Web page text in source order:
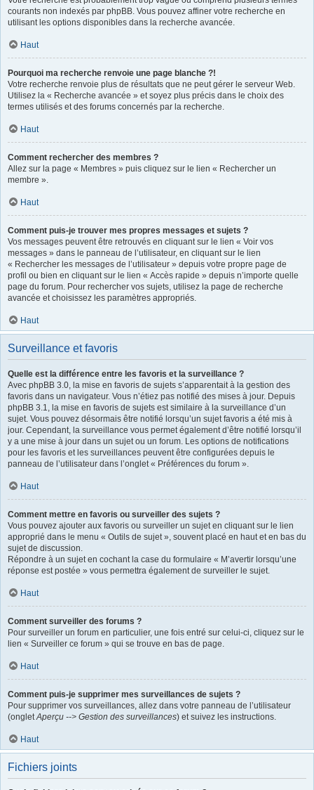
courants non indexés par phpBB. Vous pouvez affiner votre recherche en
utilisant les options disponibles dans la recherche avancée.
Haut
Pourquoi ma recherche renvoie une page blanche ?!
Votre recherche renvoie plus de résultats que ne peut gérer le serveur Web.
Utilisez la « Recherche avancée » et soyez plus précis dans le choix des
termes utilisés et des forums concernés par la recherche.
Haut
Comment rechercher des membres ?
Allez sur la page « Membres » puis cliquez sur le lien « Rechercher un
membre ».
Haut
Comment puis-je trouver mes propres messages et sujets ?
Vos messages peuvent être retrouvés en cliquant sur le lien « Voir vos
messages » dans le panneau de l’utilisateur, en cliquant sur le lien
« Rechercher les messages de l’utilisateur » depuis votre propre page de
profil ou bien en cliquant sur le lien « Accès rapide » depuis n’importe quelle
page du forum. Pour rechercher vos sujets, utilisez la page de recherche
avancée et choisissez les paramètres appropriés.
Haut
Surveillance et favoris
Quelle est la différence entre les favoris et la surveillance ?
Avec phpBB 3.0, la mise en favoris de sujets s’apparentait à la gestion des
favoris dans un navigateur. Vous n’étiez pas notifié des mises à jour. Depuis
phpBB 3.1, la mise en favoris de sujets est similaire à la surveillance d’un
sujet. Vous pouvez désormais être notifié lorsqu’un sujet favoris a été mis à
jour. Cependant, la surveillance vous permet également d’être notifié lorsqu’il
y a une mise à jour dans un sujet ou un forum. Les options de notifications
pour les favoris et les surveillances peuvent être configurées depuis le
panneau de l’utilisateur dans l’onglet « Préférences du forum ».
Haut
Comment mettre en favoris ou surveiller des sujets ?
Vous pouvez ajouter aux favoris ou surveiller un sujet en cliquant sur le lien
approprié dans le menu « Outils de sujet », souvent placé en haut et en bas du
sujet de discussion.
Répondre à un sujet en cochant la case du formulaire « M’avertir lorsqu’une
réponse est postée » vous permettra également de surveiller le sujet.
Haut
Comment surveiller des forums ?
Pour surveiller un forum en particulier, une fois entré sur celui-ci, cliquez sur le
lien « Surveiller ce forum » qui se trouve en bas de page.
Haut
Comment puis-je supprimer mes surveillances de sujets ?
Pour supprimer vos surveillances, allez dans votre panneau de l’utilisateur
(ongletAperçu --> Gestion des surveillances) et suivez les instructions.
Haut
Fichiers joints